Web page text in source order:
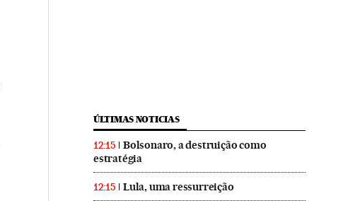
ÚLTIMAS NOTICIAS
12:15
Bolsonaro, a destruição como
estratégia
12:15 Lula, uma ressurreição